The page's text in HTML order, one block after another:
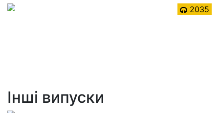
2035
Інші випуски